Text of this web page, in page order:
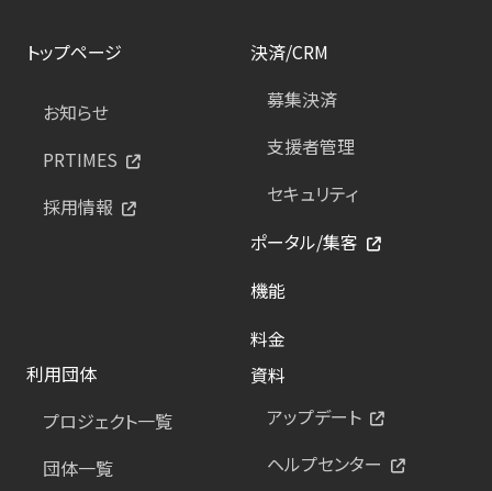
トップページ
お知らせ
PRTIMES
採用情報
決済/CRM
募集決済
支援者管理
セキュリティ
ポータル/集客
機能
料金
利用団体
プロジェクト一覧
団体一覧
資料
アップデート
ヘルプセンター